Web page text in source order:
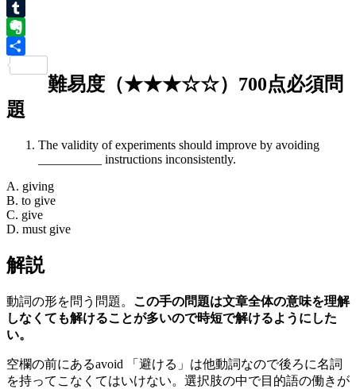
Hatena
Tumblr
Evernote
有
難易度（★★★☆☆）700点必須問
題
The validity of experiments should improve by avoiding
__________ instructions inconsistently.
A. giving
B. to give
C. give
D. must give
解説
動詞の形を問う問題。 この手の問題は文章全体の意味を理解
しなくても解けることが多いので時短で解けるようにした
い。
空欄の前にあるavoid 「避ける」は他動詞なので後ろに名詞
を持ってこなくてはいけない。選択肢の中で目的語の働きが